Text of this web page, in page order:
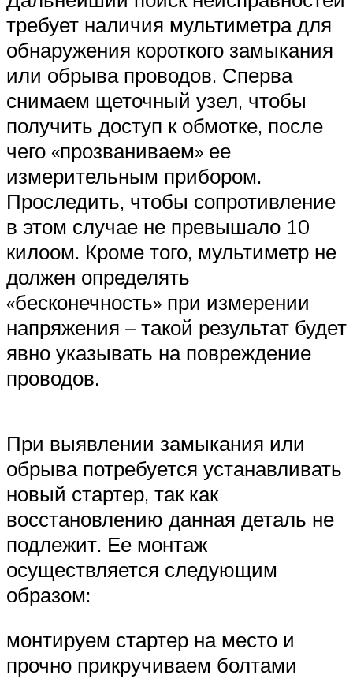
требует наличия мультиметра для
обнаружения короткого замыкания
или обрыва проводов. Сперва
снимаем щеточный узел, чтобы
получить доступ к обмотке, после
чего «прозваниваем» ее
измерительным прибором.
Проследить, чтобы сопротивление
в этом случае не превышало 10
килоом. Кроме того, мультиметр не
должен определять
«бесконечность» при измерении
напряжения – такой результат будет
явно указывать на повреждение
проводов.
При выявлении замыкания или
обрыва потребуется устанавливать
новый стартер, так как
восстановлению данная деталь не
подлежит. Ее монтаж
осуществляется следующим
образом:
монтируем стартер на место и
прочно прикручиваем болтами